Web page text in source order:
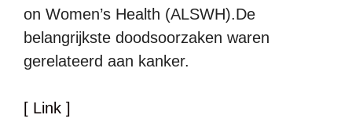
on Women’s Health (ALSWH).De
belangrijkste doodsoorzaken waren
gerelateerd aan kanker.
[ Link ]